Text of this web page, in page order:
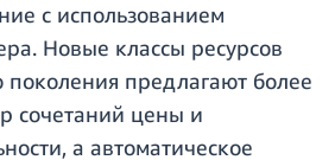
с использованием
Новые классы ресурсов
поколения предлагают более
сочетаний цены и
а автоматическое